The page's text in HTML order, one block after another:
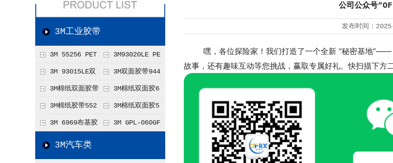
3M工业胶带
3M 55256 PET
双面胶带
3M93020LE PE
T双面胶带
3M 93015LE双
面胶带
3M双面胶带944
8HK
3M棉纸双面胶带
9080HL
3M棉纸双面胶6
612
3M棉纸胶带552
36
3M棉纸双面胶5
5230
3M 6969布基胶 3M GPL-060GF
3M汽车类
公司公众号
发布时间：
嘿，各位探险家！我们打造了一个全新 “秘密基地”——
故事，还有趣味互动等您挑战，赢取专属好礼。快扫描下方